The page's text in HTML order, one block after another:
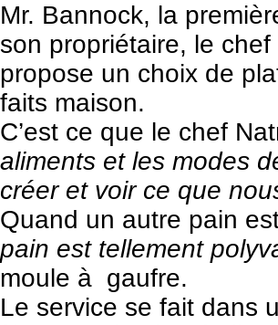
Mr. Bannock, la
son propriétaire, le
propose un choix de
faits maison.
C’est ce que le chef
aliments et les modes
créer et voir ce que
Quand un autre pain
pain est tellement
moule à gaufre.
Le service se fait dans